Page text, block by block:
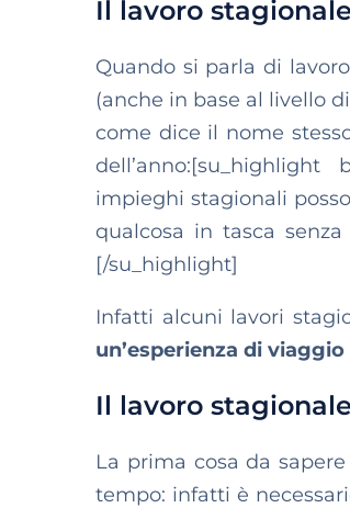
Il lavoro
Quando si parla di
(anche in base al livello
come dice il nome
impieghi stagionali
qualcosa in tasca
[/su_highlight]
Infatti alcuni lavori
un’esperienza di
Il lavoro
La prima cosa da
tempo: infatti è